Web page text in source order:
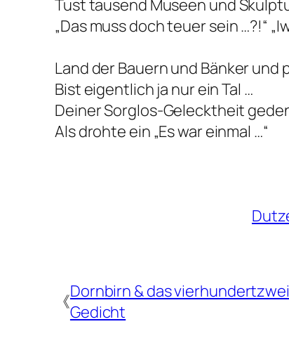
Tust tausend Museen und
„Das muss doch teuer sein …?!“
Land der Bauern und Bänker
Bist eigentlich ja nur ein Tal …
Deiner Sorglos-Gelecktheit
Als drohte ein „Es war einmal …“
《Dornbirn & das
Gedicht